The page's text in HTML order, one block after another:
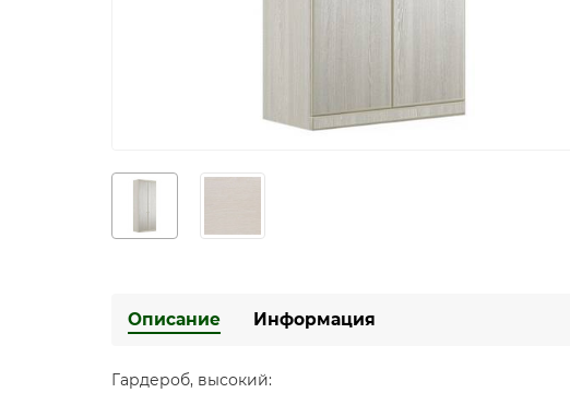
Описание Информация
Гардероб, высокий: